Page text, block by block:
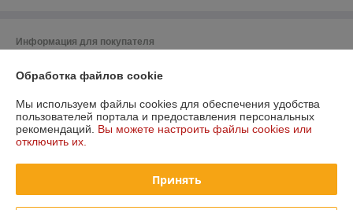
Информация для покупателя
"Лидана"
комната 9
Регистрационный номер ЕГР: 193732228
Регистрационный орган: Минский горисполком
Обработка файлов cookie
Мы используем файлы cookies для обеспечения удобства
пользователей портала и предоставления персональных
рекомендаций. Вы можете настроить файлы cookies или
отключить их.
Принять